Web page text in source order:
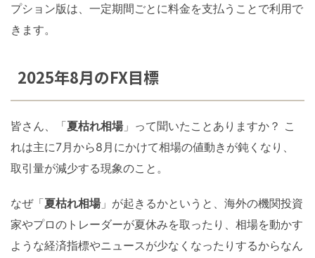
プション版は、一定期間ごとに料金を支払うことで利用で
きます。
2025年8月のFX目標
皆さん、「夏枯れ相場」って聞いたことありますか？ こ
れは主に7月から8月にかけて相場の値動きが鈍くなり、
取引量が減少する現象のこと。
なぜ「夏枯れ相場」が起きるかというと、海外の機関投資
家やプロのトレーダーが夏休みを取ったり、相場を動かす
ような経済指標やニュースが少なくなったりするからなん